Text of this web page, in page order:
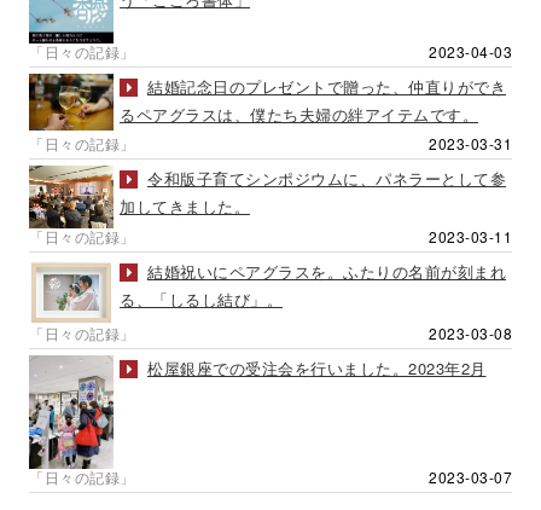
「日々の記録」 2023-04-03
結婚記念日のプレゼントで贈った、仲直りができ
るペアグラスは、僕たち夫婦の絆アイテムです。
「日々の記録」 2023-03-31
令和版子育てシンポジウムに、パネラーとして参
加してきました。
「日々の記録」 2023-03-11
結婚祝いにペアグラスを。ふたりの名前が刻まれ
る、「しるし結び」。
「日々の記録」 2023-03-08
松屋銀座での受注会を行いました。2023年2月
「日々の記録」 2023-03-07